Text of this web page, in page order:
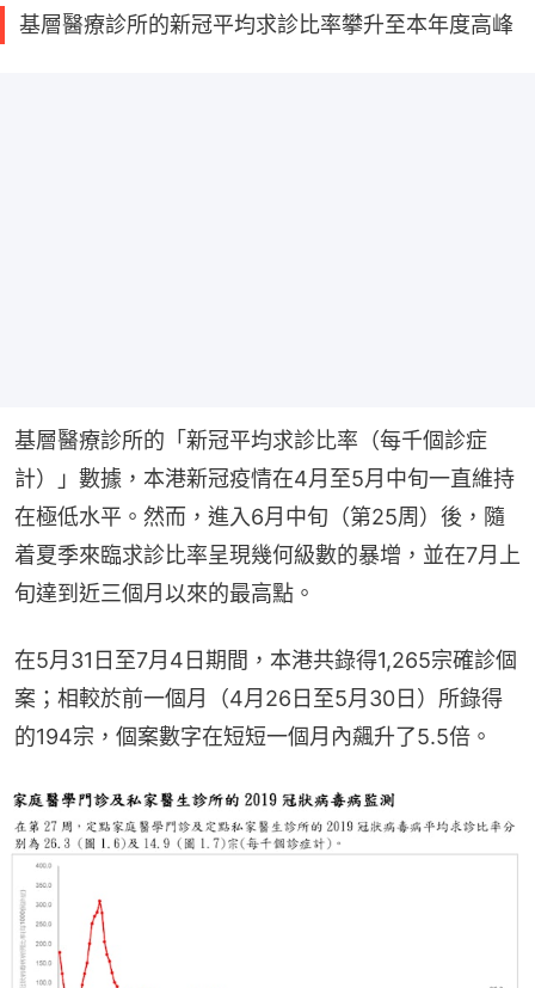
基層醫療診所的新冠平均求診比率攀升至本年度高峰
基層醫療診所的「新冠平均求診比率（每千個診症
計）」數據，本港新冠疫情在4月至5月中旬一直維持
在極低水平。然而，進入6月中旬（第25周）後，隨
着夏季來臨求診比率呈現幾何級數的暴增，並在7月上
旬達到近三個月以來的最高點。
在5月31日至7月4日期間，本港共錄得1,265宗確診個
案；相較於前一個月（4月26日至5月30日）所錄得
的194宗，個案數字在短短一個月內飆升了5.5倍。